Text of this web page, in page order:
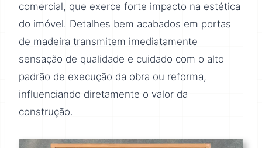
comercial, que exerce forte impacto na estética
do imóvel. Detalhes bem acabados em portas
de madeira transmitem imediatamente
sensação de qualidade e cuidado com o alto
padrão de execução da obra ou reforma,
influenciando diretamente o valor da
construção.